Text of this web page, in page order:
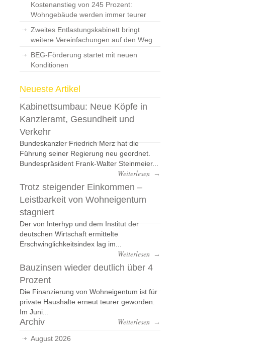
Kostenanstieg von 245 Prozent:
Wohngebäude werden immer teurer
Zweites Entlastungskabinett bringt
weitere Vereinfachungen auf den Weg
BEG-Förderung startet mit neuen
Konditionen
Neueste Artikel
Kabinettsumbau: Neue Köpfe in
Kanzleramt, Gesundheit und
Verkehr
Bundeskanzler Friedrich Merz hat die
Führung seiner Regierung neu geordnet.
Bundespräsident Frank-Walter Steinmeier...
Weiterlesen →
Trotz steigender Einkommen –
Leistbarkeit von Wohneigentum
stagniert
Der von Interhyp und dem Institut der
deutschen Wirtschaft ermittelte
Erschwinglichkeitsindex lag im...
Weiterlesen →
Bauzinsen wieder deutlich über 4
Prozent
Die Finanzierung von Wohneigentum ist für
private Haushalte erneut teurer geworden.
Im Juni...
Weiterlesen →
Archiv
August 2026